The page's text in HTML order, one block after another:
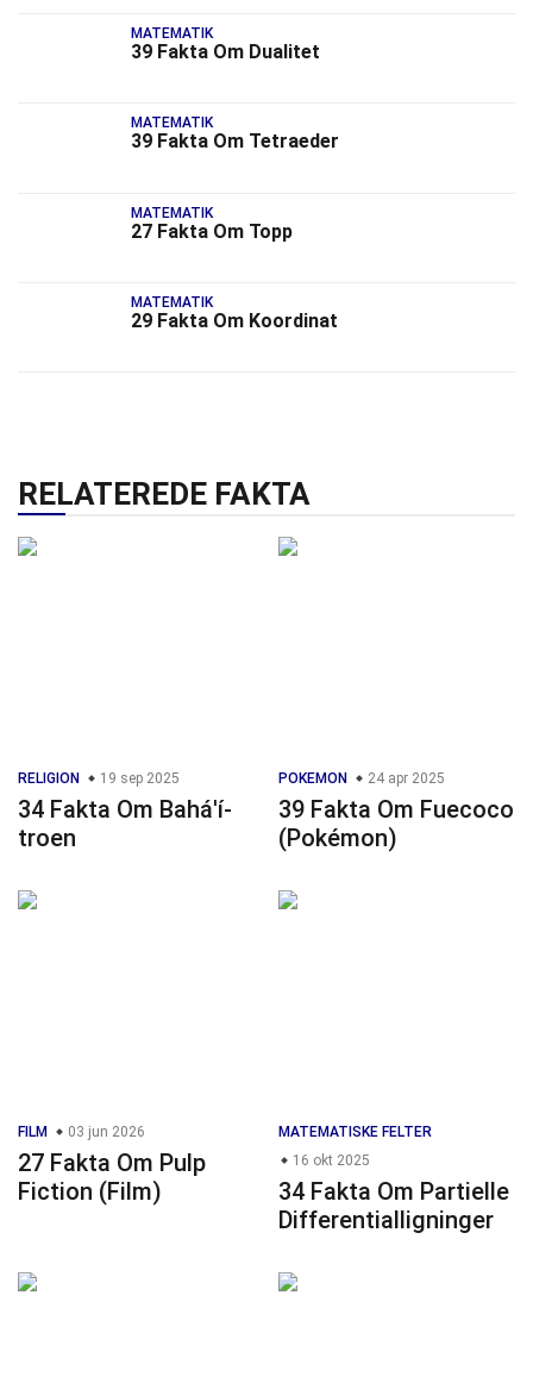
MATEMATIK
39 Fakta Om Dualitet
MATEMATIK
39 Fakta Om Tetraeder
MATEMATIK
27 Fakta Om Topp
MATEMATIK
29 Fakta Om Koordinat
RELATEREDE FAKTA
RELIGION 19 sep 2025
34 Fakta Om Bahá'í-
troen
POKEMON 24 apr 2025
39 Fakta Om Fuecoco
(Pokémon)
FILM 03 jun 2026
27 Fakta Om Pulp
Fiction (Film)
MATEMATISKE FELTER
16 okt 2025
34 Fakta Om Partielle
Differentialligninger